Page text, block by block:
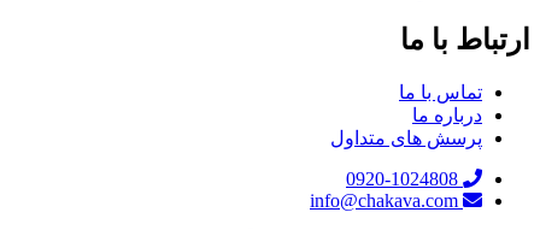
ارتباط با ما
تماس با ما
درباره ما
پرسش های متداول
0920-1024808
info@chakava.com